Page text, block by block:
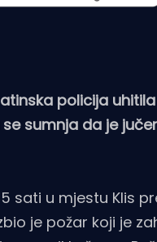
policija
sumnja da je
sati u mjestu Klis
je požar koji je